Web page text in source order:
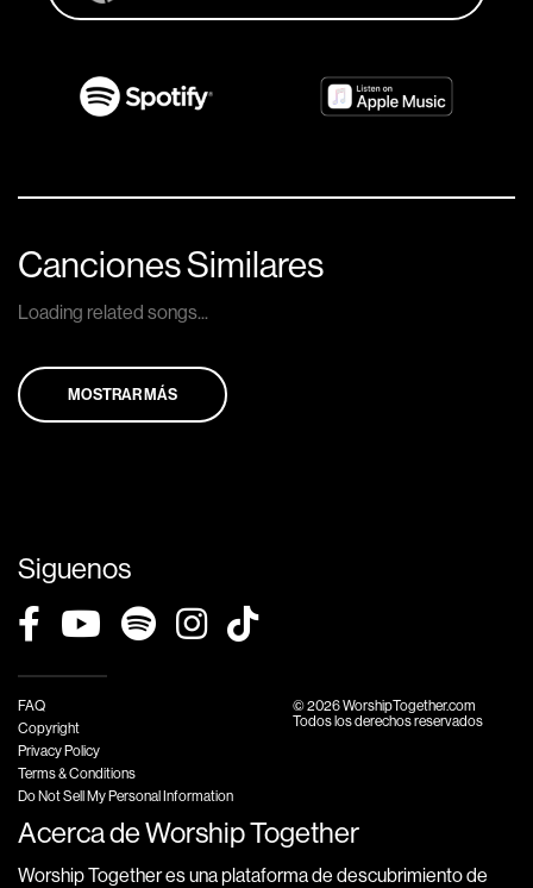
Canciones Similares
Loading related songs...
MOSTRAR MÁS
Siguenos
FAQ
Copyright
Privacy Policy
Terms & Conditions
Do Not Sell My Personal Information
© 2026 WorshipTogether.com
Todos los derechos reservados
Acerca de Worship Together
Worship Together es una plataforma de descubrimiento de